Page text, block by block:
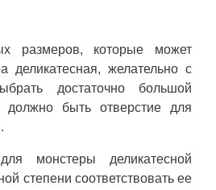
размеров, которые может
деликатесная, желательно с
достаточно большой
должно быть отверстие для
монстеры деликатесной
степени соответствовать ее